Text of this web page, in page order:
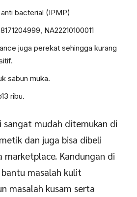
bacterial (IPMP)
NA22210100011
juga perekat sehingga kurang
sabun muka.
ribu.
sangat mudah ditemukan di
dan juga bisa dibeli
marketplace. Kandungan di
masalah kulit
masalah kusam serta